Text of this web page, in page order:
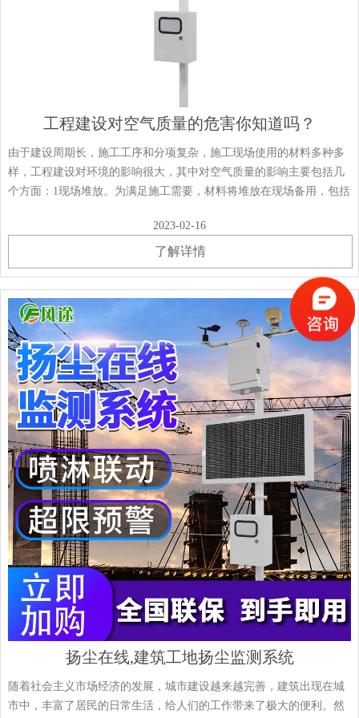
工程建设对空气质量的危害你知道吗？
由于建设周期长，施工工序和分项复杂，施工现场使用的材料多种多
样，工程建设对环境的影响很大，其中对空气质量的影响主要包括几
个方面：1现场堆放。为满足施工需要，材料将堆放在现场备用，包括
施工现场就会出现扬尘现象。2沙子从建筑······
2023-02-16
了解详情
扬尘在线,建筑工地扬尘监测系统
随着社会主义市场经济的发展，城市建设越来越完善，建筑出现在城
市中，丰富了居民的日常生活，给人们的工作带来了极大的便利。然